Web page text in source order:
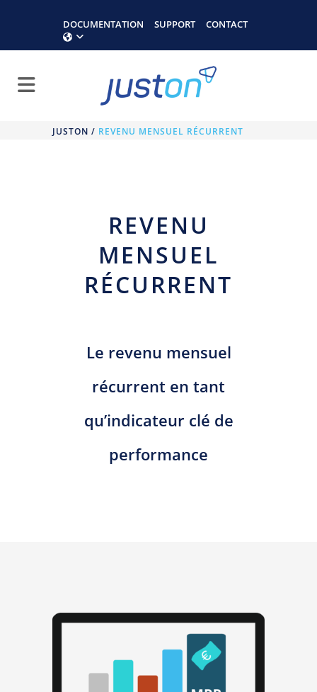
DOCUMENTATION SUPPORT CONTACT
JUSTON / REVENU MENSUEL RÉCURRENT
REVENU
MENSUEL
RÉCURRENT
Le revenu mensuel
récurrent en tant
qu’indicateur clé de
performance